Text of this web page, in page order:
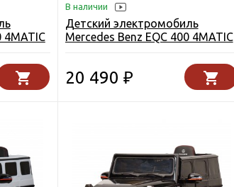
4MATIC
В наличии
Детский электромобиль
Mercedes Benz EQC 400 4MATIC
20 490 ₽